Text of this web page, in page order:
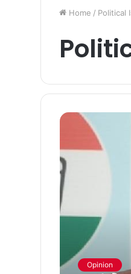
Home / Political
Opinion